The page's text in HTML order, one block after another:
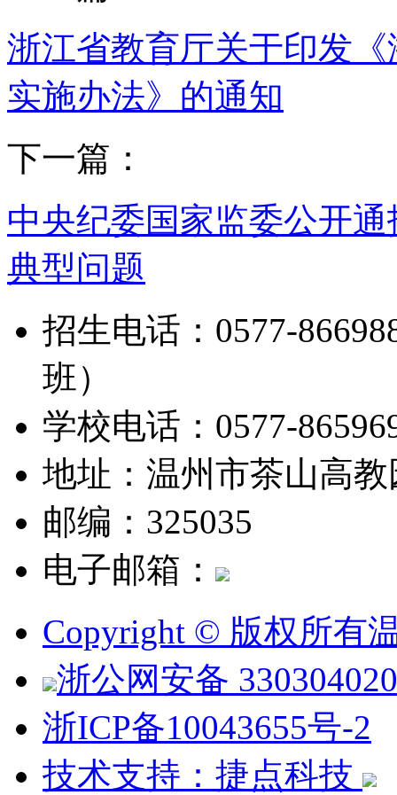
浙江省教育厅关于印发
实施办法》的通知
下一篇：
中央纪委国家监委公开
典型问题
招生电话：0577-
班）
学校电话：0577-
地址：温州市茶山高教
邮编：325035
电子邮箱：
Copyright © 版权所有
浙公网安备
浙ICP备10043655号-2
技术支持：捷点科技